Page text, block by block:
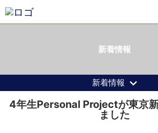
新着情報
新着情報
4年生Personal Projectが東京
ました